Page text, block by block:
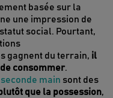
basée sur la
une impression de
social. Pourtant,
gagnent du terrain, il
consommer.
seconde main sont des
que la possession,